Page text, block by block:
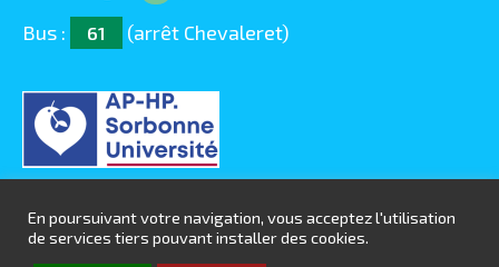
Bus :
61 (arrêt Chevaleret)
En poursuivant votre navigation, vous acceptez l'utilisation
de services tiers pouvant installer des cookies.